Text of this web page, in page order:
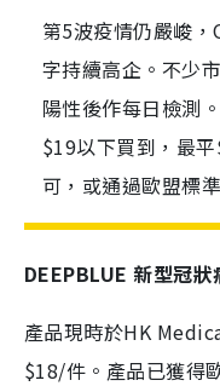
第5波疫情仍嚴峻
字持續高企。不少
陽性後作每日檢測
$19以下買到，最
可，或通過歐盟標
DEEPBLUE 新型冠
產品現時於HK
$18/件。產品已獲得